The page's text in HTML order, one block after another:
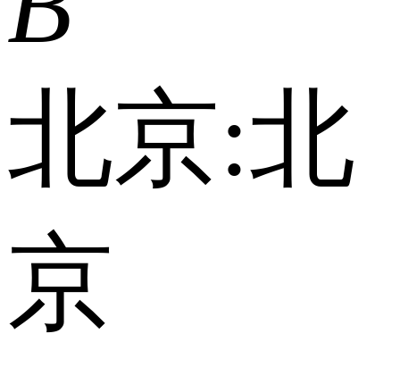
北京:北
京